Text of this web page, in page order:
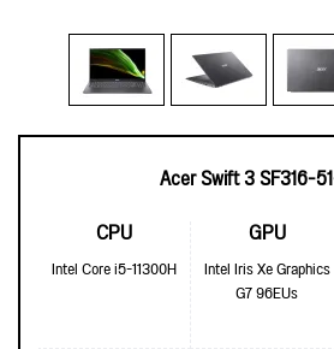
Acer Swift 3 SF316-
CPU
Intel Core i5-11300H
GPU
Intel Iris Xe Graphics
G7 96EUs